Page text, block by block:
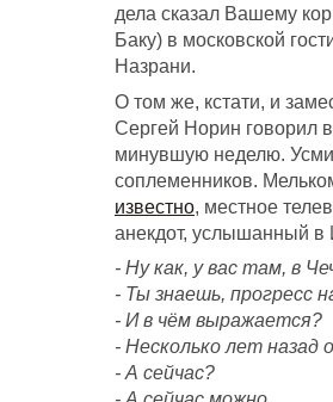
дела сказал Вашему
Баку) в московской
Назрани.
О том же, кстати, и
Сергей Норин говорил
минувшую неделю.
соплеменников.
известно , местное
анекдот, услышанный в
- Ну как, у вас там, в
- Ты знаешь, прогресс
- И в чём выражается?
- Несколько лет назад
- А сейчас?